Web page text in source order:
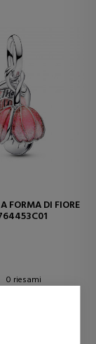
FORMA DI FIORE
0 riesami